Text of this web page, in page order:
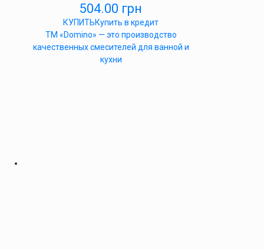
504.00 грн
КУПИТЬКупить в кредит
ТМ «Domino» — это производство
качественных смесителей для ванной и
кухни